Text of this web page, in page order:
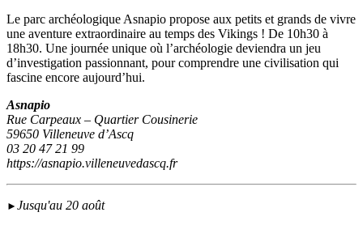
Le parc archéologique Asnapio propose aux petits et grands de vivre
une aventure extraordinaire au temps des Vikings ! De 10h30 à
18h30. Une journée unique où l’archéologie deviendra un jeu
d’investigation passionnant, pour comprendre une civilisation qui
fascine encore aujourd’hui.
Asnapio
Rue Carpeaux – Quartier Cousinerie
59650 Villeneuve d’Ascq
03 20 47 21 99
https://asnapio.villeneuvedascq.fr
► Jusqu'au 20 août